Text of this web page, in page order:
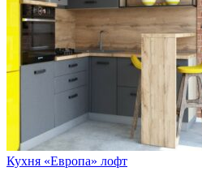
Кухня «Европа» лофт